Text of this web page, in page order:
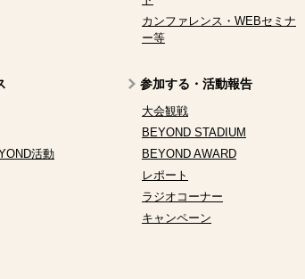
カンファレンス・WEBセミナ
ー等
活動
参加する・活動報告
大会観戦
BEYOND STADIUM
BEYOND AWARD
レポート
ラジオコーナー
キャンペーン